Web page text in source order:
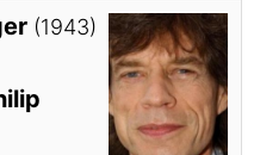
(1943)